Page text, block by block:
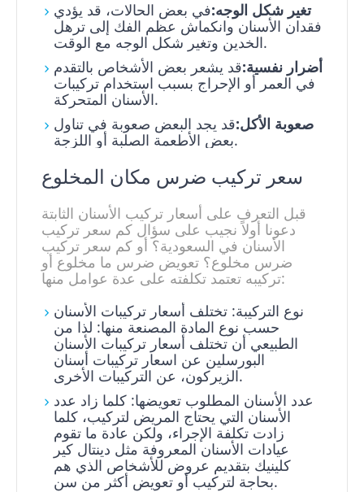
تغير شكل الوجه:في بعض الحالات، قد يؤدي
فقدان الأسنان وانكماش عظم الفك إلى ترهل
الخدين وتغير شكل الوجه مع الوقت.
أضرار نفسية:قد يشعر بعض الأشخاص بالتقدم
في العمر أو الإحراج بسبب استخدام تركيبات
الأسنان المتحركة.
صعوبة الأكل:قد يجد البعض صعوبة في تناول
بعض الأطعمة الصلبة أو اللزجة.
قبل التعرف على أسعار تركيب الأسنان الثابتة
دعونا أولاً نجيب على سؤال كم سعر تركيب
الأسنان في السعودية؟ أو كم سعر تركيب
ضرس مخلوع؟ تعويض ضرس ما مخلوع أو
تركيبه تعتمد تكلفته على عدة عوامل منها:
نوع التركيبة: تختلف أسعار تركيبات الأسنان
حسب نوع المادة المصنعة منها: لذا من
الطبيعي أن تختلف أسعار تركيبات الأسنان
البورسلين عن اسعار تركيبات أسنان
الزيركون، عن التركيبات الأخرى.
عدد الأسنان المطلوب تعويضها: كلما زاد عدد
الأسنان التي يحتاج المريض لتركيب، كلما
زادت تكلفة الإجراء، ولكن عادة ما تقوم
عيادات الأسنان المعروفة مثل دينتال كير
كلينيك بتقديم عروض للأشخاص الذي هم
بحاجة لتركيب أو تعويض أكثر من سن.